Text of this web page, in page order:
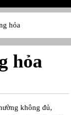
hỏa
hỏa
không đủ,